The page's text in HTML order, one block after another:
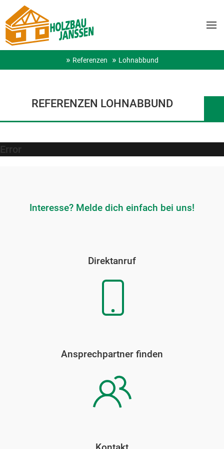
Referenzen Lohnabbund
REFERENZEN LOHNABBUND
Error
Interesse? Melde dich einfach bei uns!
Direktanruf
Ansprechpartner finden